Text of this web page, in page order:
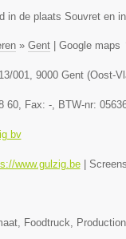
in de plaats Souvret en
» Gent| Google maps
001, 9000 Gent(Oost-
60, Fax: -, BTW-nr:
bv
www.gulzig.be|
Foodtruck,